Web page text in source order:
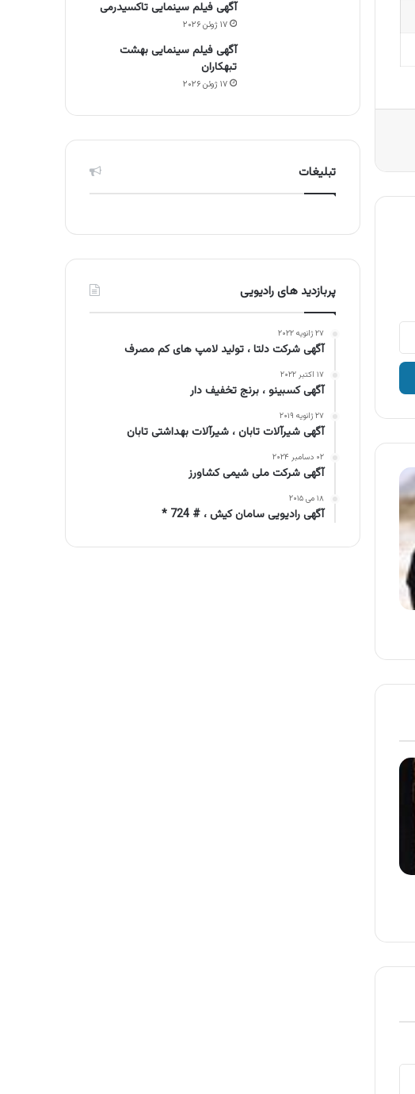
آگهی فیلم سینمایی تاکسیدرمی
۱۷ ژوئن ۲۰۲۶
آگهی فیلم سینمایی بهشت
تبهکاران
۱۷ ژوئن ۲۰۲۶
تبلیغات
پربازدید های رادیویی
۲۷ ژانویه ۲۰۲۲
آگهی شرکت دلتا ، تولید لامپ های کم مصرف
۱۷ اکتبر ۲۰۲۲
آگهی کسبینو ، برنج تخفیف دار
۲۷ ژانویه ۲۰۱۹
آگهی شیرآلات تابان ، شیرآلات بهداشتی تابان
۰۲ دسامبر ۲۰۲۴
آگهی شرکت ملی شیمی کشاورز
۱۸ می ۲۰۱۵
آگهی رادیویی سامان کیش ، # 724 *